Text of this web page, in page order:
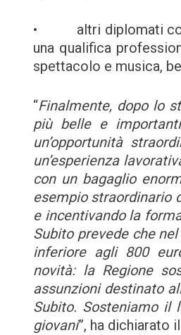
• altri diplomati con
una qualifica
spettacolo e musica,
“Finalmente, dopo lo
più belle e
un’opportunità
un’esperienza
con un bagaglio
esempio straordinario
e incentivando la
Subito prevede che
inferiore agli 800
novità: la Regione
assunzioni destinato
Subito. Sosteniamo il
giovani”, ha dichiarato